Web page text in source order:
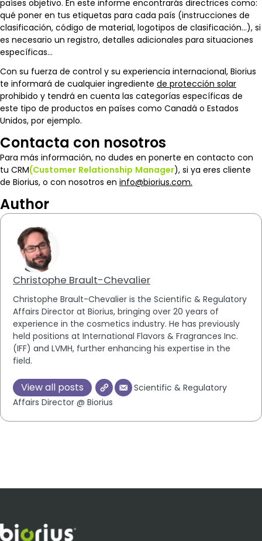
países objetivo. En este informe encontrarás directrices como:
qué poner en tus etiquetas para cada país (instrucciones de
clasificación, código de material, logotipos de clasificación…), si
es necesario un registro, detalles adicionales para situaciones
específicas…
Con su fuerza de control y su experiencia internacional, Biorius
te informará de cualquier ingrediente de protección solar
prohibido y tendrá en cuenta las categorías específicas de
este tipo de productos en países como Canadá o Estados
Unidos, por ejemplo.
Contacta con nosotros
Para más información, no dudes en ponerte en contacto con
tu CRM(Customer Relationship Manager), si ya eres cliente
de Biorius, o con nosotros en info@biorius.com.
Author
Christophe Brault-Chevalier
Christophe Brault-Chevalier is the Scientific & Regulatory
Affairs Director at Biorius, bringing over 20 years of
experience in the cosmetics industry. He has previously
held positions at International Flavors & Fragrances Inc.
(IFF) and LVMH, further enhancing his expertise in the
field.
View all posts
Scientific & Regulatory
Affairs Director @ Biorius